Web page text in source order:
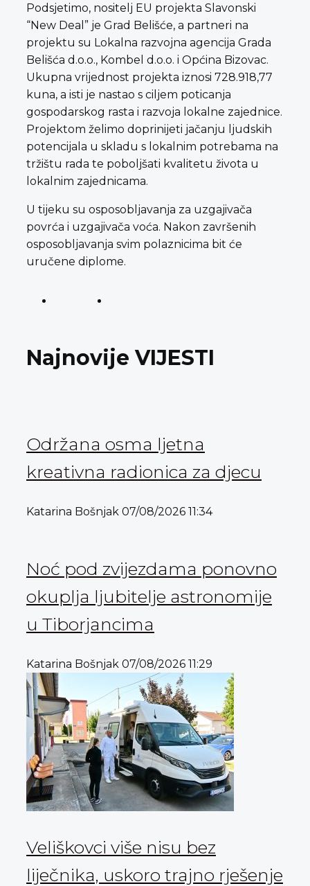
Podsjetimo, nositelj EU projekta Slavonski
“New Deal” je Grad Belišće, a partneri na
projektu su Lokalna razvojna agencija Grada
Belišća d.o.o., Kombel d.o.o. i Općina Bizovac.
Ukupna vrijednost projekta iznosi 728.918,77
kuna, a isti je nastao s ciljem poticanja
gospodarskog rasta i razvoja lokalne zajednice.
Projektom želimo doprinijeti jačanju ljudskih
potencijala u skladu s lokalnim potrebama na
tržištu rada te poboljšati kvalitetu života u
lokalnim zajednicama.
U tijeku su osposobljavanja za uzgajivača
povrća i uzgajivača voća. Nakon završenih
osposobljavanja svim polaznicima bit će
uručene diplome.
Najnovije VIJESTI
Održana osma ljetna
kreativna radionica za djecu
Katarina Bošnjak 07/08/2026 11:34
Noć pod zvijezdama ponovno
okuplja ljubitelje astronomije
u Tiborjancima
Katarina Bošnjak 07/08/2026 11:29
Veliškovci više nisu bez
liječnika, uskoro trajno rješenje